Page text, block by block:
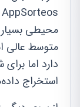
محیطی بسیار
متوسط عالی
دارد اما
استخراج